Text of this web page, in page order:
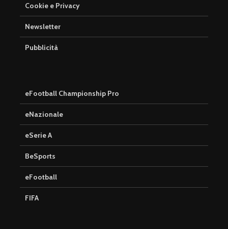
Cookie e Privacy
Newsletter
Pubblicità
eFootball Championship Pro
eNazionale
eSerie A
BeSports
eFootball
FIFA